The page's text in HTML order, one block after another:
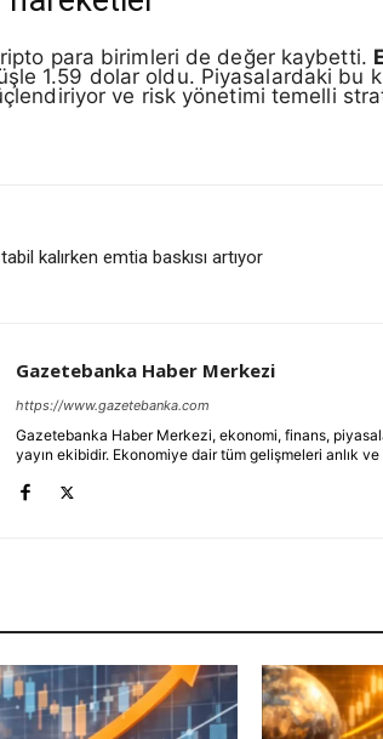
para birimleri de değer kaybetti.
1.59 dolar oldu. Piyasalardaki bu
ve risk yönetimi temelli
kalırken emtia baskısı artıyor
Gazetebanka Haber Merkezi
https://www.gazetebanka.com
Gazetebanka Haber Merkezi, ekonomi, finans,
yayın ekibidir. Ekonomiye dair tüm gelişmeleri anlık